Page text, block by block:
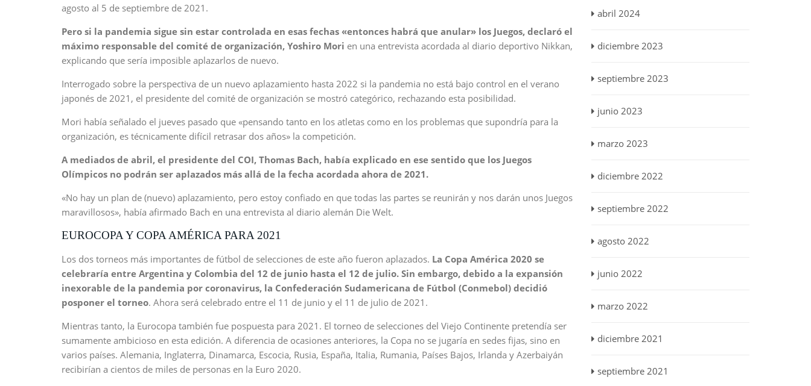
agosto al 5 de septiembre de 2021.
Pero si la pandemia sigue sin estar controlada en esas fechas «entonces habrá que anular» los Juegos, declaró el
máximo responsable del comité de organización, Yoshiro Mori en una entrevista acordada al diario deportivo Nikkan,
explicando que sería imposible aplazarlos de nuevo.
Interrogado sobre la perspectiva de un nuevo aplazamiento hasta 2022 si la pandemia no está bajo control en el verano
japonés de 2021, el presidente del comité de organización se mostró categórico, rechazando esta posibilidad.
Mori había señalado el jueves pasado que «pensando tanto en los atletas como en los problemas que supondría para la
organización, es técnicamente difícil retrasar dos años» la competición.
A mediados de abril, el presidente del COI, Thomas Bach, había explicado en ese sentido que los Juegos
Olímpicos no podrán ser aplazados más allá de la fecha acordada ahora de 2021.
«No hay un plan de (nuevo) aplazamiento, pero estoy confiado en que todas las partes se reunirán y nos darán unos Juegos
maravillosos», había afirmado Bach en una entrevista al diario alemán Die Welt.
EUROCOPA Y COPA AMÉRICA PARA 2021
Los dos torneos más importantes de fútbol de selecciones de este año fueron aplazados. La Copa América 2020 se
celebraría entre Argentina y Colombia del 12 de junio hasta el 12 de julio. Sin embargo, debido a la expansión
inexorable de la pandemia por coronavirus, la Confederación Sudamericana de Fútbol (Conmebol) decidió
posponer el torneo. Ahora será celebrado entre el 11 de junio y el 11 de julio de 2021.
Mientras tanto, la Eurocopa también fue pospuesta para 2021. El torneo de selecciones del Viejo Continente pretendía ser
sumamente ambicioso en esta edición. A diferencia de ocasiones anteriores, la Copa no se jugaría en sedes fijas, sino en
varios países. Alemania, Inglaterra, Dinamarca, Escocia, Rusia, España, Italia, Rumania, Países Bajos, Irlanda y Azerbaiyán
recibirían a cientos de miles de personas en la Euro 2020.
abril 2024
diciembre 2023
septiembre 2023
junio 2023
marzo 2023
diciembre 2022
septiembre 2022
agosto 2022
junio 2022
marzo 2022
diciembre 2021
septiembre 2021